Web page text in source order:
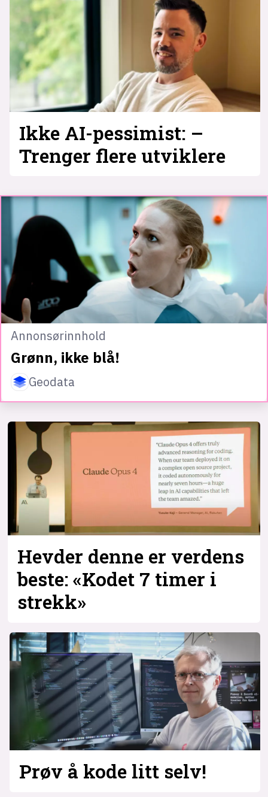
Ikke AI-pessimist: –
Trenger flere utviklere
Annonsørinnhold
Grønn, ikke blå!
Geodata
Hevder denne er verdens
beste: «Kodet 7 timer i
strekk»
Prøv å kode litt selv!